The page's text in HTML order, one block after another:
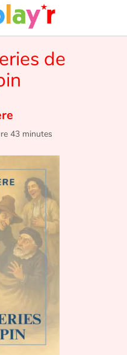
et dragons
de
43 minutes